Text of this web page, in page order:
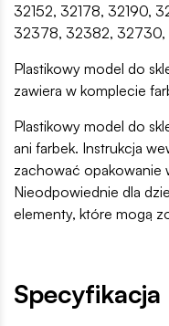
32152, 32178, 32190,
32378, 32382, 32730,
Plastikowy model do
zawiera w komplecie
Plastikowy model do
ani farbek. Instrukcja
zachować opakowanie
Nieodpowiednie dla
elementy, które mogą
Specyfikacja